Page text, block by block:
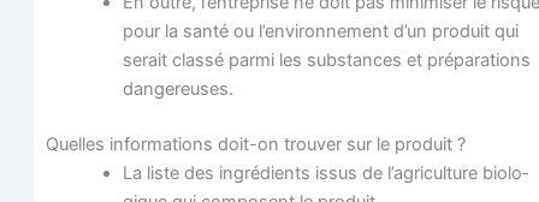
pour la san­té ou l’environnement d’un pro­duit qui
serait clas­sé par­mi les sub­stances et pré­pa­ra­tions
dangereuses.
Quelles infor­ma­tions doit-on trou­ver sur le produit ?
La liste des ingré­dients issus de l’agriculture bio­lo­